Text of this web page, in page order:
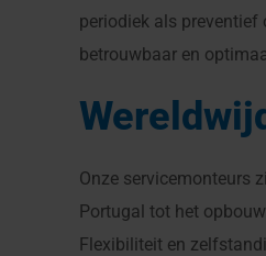
periodiek als
betrouwbaar en
Onze servicemonteurs
Portugal tot het
Flexibiliteit en